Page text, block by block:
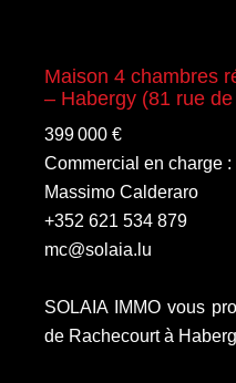
Maison 4 chambres
– Habergy (81 rue
399 000 €
Commercial en charge :
Massimo Calderaro
+352 621 534 879
mc@solaia.lu
SOLAIA IMMO vous
de Rachecourt à